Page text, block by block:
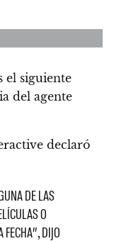
el siguiente
del agente
declaró
DE LAS
O
FECHA”, DIJO